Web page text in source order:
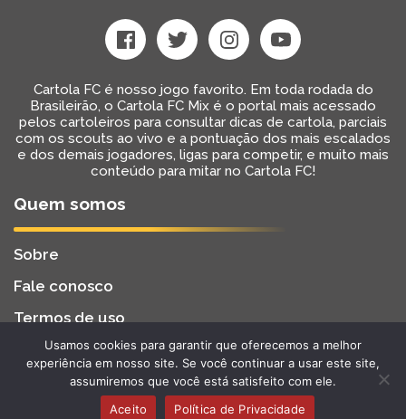
Cartola FC é nosso jogo favorito. Em toda rodada do
Brasileirão, o Cartola FC Mix é o portal mais acessado
pelos cartoleiros para consultar dicas de cartola, parciais
com os scouts ao vivo e a pontuação dos mais escalados
e dos demais jogadores, ligas para competir, e muito mais
conteúdo para mitar no Cartola FC!
Quem somos
Sobre
Fale conosco
Termos de uso
2022 - Todos os Direitos Reservados
Desenvolvido por BW2 Tecnologia
Usamos cookies para garantir que oferecemos a melhor
experiência em nosso site. Se você continuar a usar este site,
assumiremos que você está satisfeito com ele.
Aceito
Política de Privacidade